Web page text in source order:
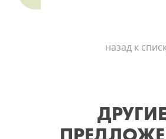
назад к
ДРУГИЕ